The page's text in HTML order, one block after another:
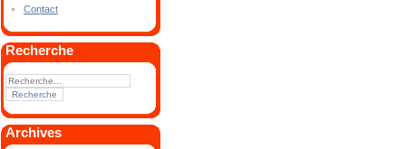
Contact
Recherche
Archives